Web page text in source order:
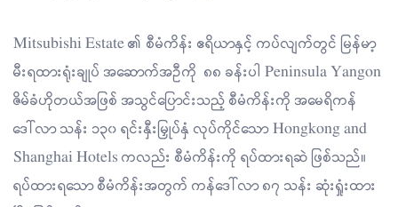
Mitsubishi Estate ၏ စီမံကိန်း ဧရိယာနှင့် ကပ်လျက်တွင် မြန်မာ့
မီးရထားရုံးချုပ် အဆောက်အဦကို ၈၈ ခန်းပါ Peninsula Yangon
ဇိမ်ခံဟိုတယ်အဖြစ် အသွင်ပြောင်းသည့် စီမံကိန်းကို အမေရိကန်
ဒေါ်လာ သန်း ၁၃၀ ရင်းနှီးမြှုပ်နှံ လုပ်ကိုင်သော Hongkong and
Shanghai Hotels ကလည်း စီမံကိန်းကို ရပ်ထားရဆဲ ဖြစ်သည်။
ရပ်ထားရသော စီမံကိန်းအတွက် ကန်ဒေါ်လာ ၈၇ သန်း ဆုံးရှုံးထား